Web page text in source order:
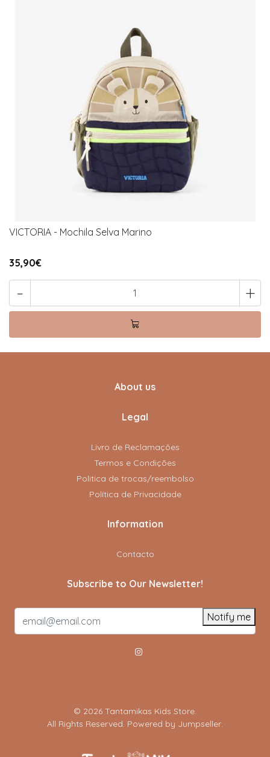
VICTORIA - Mochila Selva Marino
35,90€
- +
About us
Legal
Livro de Reclamações
Termos e Condições
Politica de trocas/reembolso
Política de Privacidade
Information
Contacto
Subscribe to Our Newsletter!
Notify me
© 2026 Tantamikas Kids Store.
All Rights Reserved. Powered by Jumpseller.